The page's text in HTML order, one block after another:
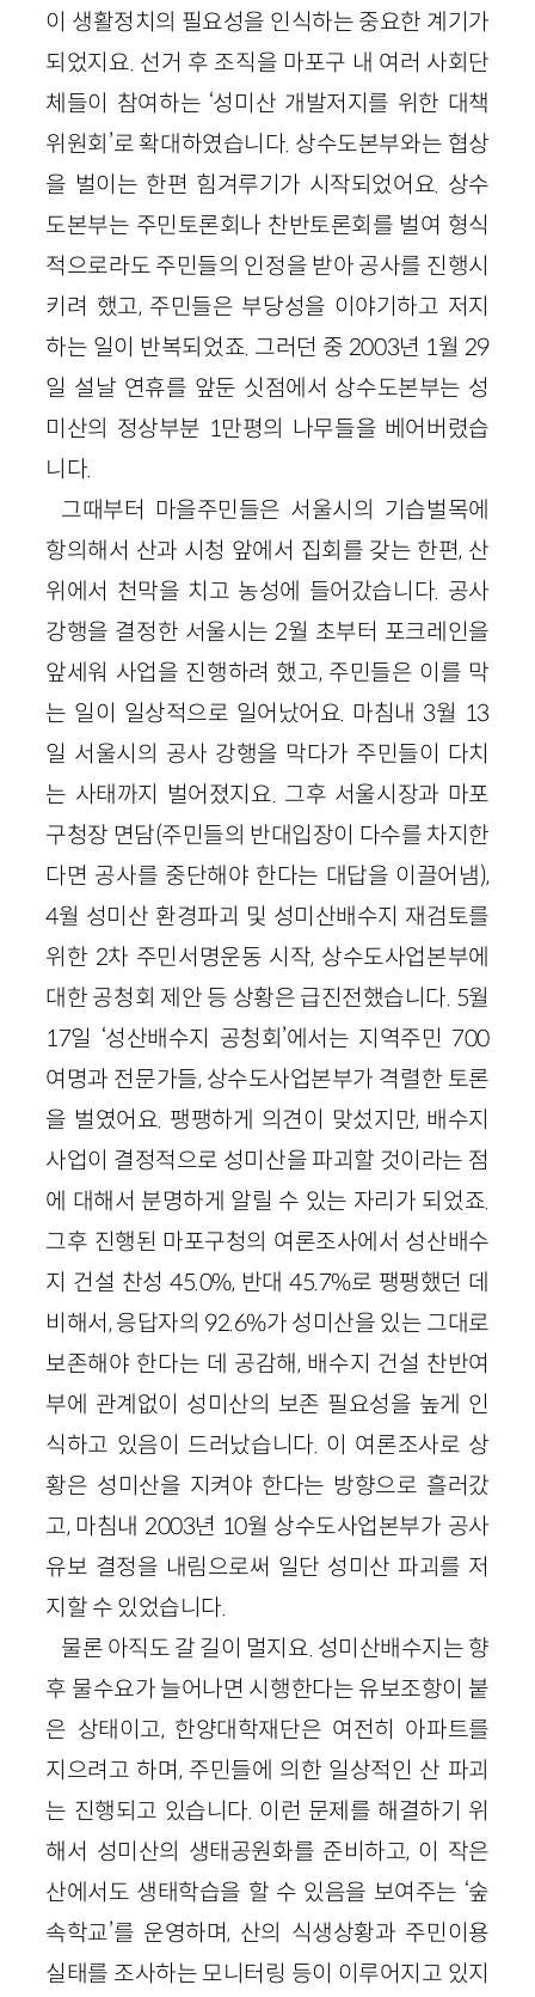
이 생활정치의 필요성을 인식하는 중요한 계기가
되었지요. 선거 후 조직을 마포구 내 여러 사회단
체들이 참여하는 ‘성미산 개발저지를 위한 대책
위원회’로 확대하였습니다. 상수도본부와는 협상
을 벌이는 한편 힘겨루기가 시작되었어요. 상수
도본부는 주민토론회나 찬반토론회를 벌여 형식
적으로라도 주민들의 인정을 받아 공사를 진행시
키려 했고, 주민들은 부당성을 이야기하고 저지
하는 일이 반복되었죠. 그러던 중 2003년 1월 29
일 설날 연휴를 앞둔 싯점에서 상수도본부는 성
미산의 정상부분 1만평의 나무들을 베어버렸습
니다.
그때부터 마을주민들은 서울시의 기습벌목에
항의해서 산과 시청 앞에서 집회를 갖는 한편, 산
위에서 천막을 치고 농성에 들어갔습니다. 공사
강행을 결정한 서울시는 2월 초부터 포크레인을
앞세워 사업을 진행하려 했고, 주민들은 이를 막
는 일이 일상적으로 일어났어요. 마침내 3월 13
일 서울시의 공사 강행을 막다가 주민들이 다치
는 사태까지 벌어졌지요. 그후 서울시장과 마포
구청장 면담(주민들의 반대입장이 다수를 차지한
다면 공사를 중단해야 한다는 대답을 이끌어냄),
4월 성미산 환경파괴 및 성미산배수지 재검토를
위한 2차 주민서명운동 시작, 상수도사업본부에
대한 공청회 제안 등 상황은 급진전했습니다. 5월
17일 ‘성산배수지 공청회’에서는 지역주민 700
여명과 전문가들, 상수도사업본부가 격렬한 토론
을 벌였어요. 팽팽하게 의견이 맞섰지만, 배수지
사업이 결정적으로 성미산을 파괴할 것이라는 점
에 대해서 분명하게 알릴 수 있는 자리가 되었죠.
그후 진행된 마포구청의 여론조사에서 성산배수
지 건설 찬성 45.0%, 반대 45.7%로 팽팽했던 데
비해서, 응답자의 92.6%가 성미산을 있는 그대로
보존해야 한다는 데 공감해, 배수지 건설 찬반여
부에 관계없이 성미산의 보존 필요성을 높게 인
식하고 있음이 드러났습니다. 이 여론조사로 상
황은 성미산을 지켜야 한다는 방향으로 흘러갔
고, 마침내 2003년 10월 상수도사업본부가 공사
유보 결정을 내림으로써 일단 성미산 파괴를 저
지할 수 있었습니다.
물론 아직도 갈 길이 멀지요. 성미산배수지는 향
후 물수요가 늘어나면 시행한다는 유보조항이 붙
은 상태이고, 한양대학재단은 여전히 아파트를
지으려고 하며, 주민들에 의한 일상적인 산 파괴
는 진행되고 있습니다. 이런 문제를 해결하기 위
해서 성미산의 생태공원화를 준비하고, 이 작은
산에서도 생태학습을 할 수 있음을 보여주는 ‘숲
속학교’를 운영하며, 산의 식생상황과 주민이용
실태를 조사하는 모니터링 등이 이루어지고 있지